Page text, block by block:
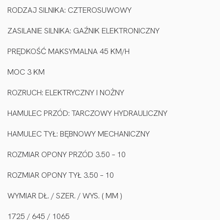
RODZAJ SILNIKA: CZTEROSUWOWY
ZASILANIE SILNIKA: GAŹNIK ELEKTRONICZNY
PRĘDKOŚĆ MAKSYMALNA 45 KM/H
MOC 3 KM
ROZRUCH: ELEKTRYCZNY I NOŻNY
HAMULEC PRZÓD: TARCZOWY HYDRAULICZNY
HAMULEC TYŁ: BĘBNOWY MECHANICZNY
ROZMIAR OPONY PRZÓD 3.50 – 10
ROZMIAR OPONY TYŁ 3.50 – 10
WYMIAR DŁ. / SZER. / WYS. ( MM )
1725 / 645 / 1065